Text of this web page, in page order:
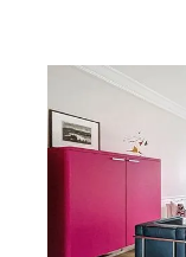
RENNES 35
182,48 m
, 8
Ref : 3834
Maison à
1